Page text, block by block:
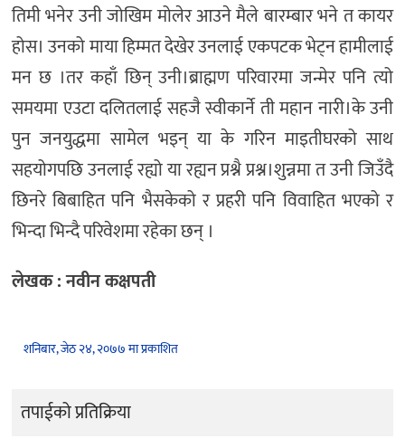
तिमी भनेर उनी जोखिम मोलेर आउने मैले बारम्बार भने त कायर
होस। उनको माया हिम्मत देखेर उनलाई एकपटक भेट्न हामीलाई
मन छ ।तर कहाँ छिन् उनी।ब्राह्मण परिवारमा जन्मेर पनि त्यो
समयमा एउटा दलितलाई सहजै स्वीकार्ने ती महान नारी।के उनी
पुन जनयुद्धमा सामेल भइन् या के गरिन माइतीघरको साथ
सहयोगपछि उनलाई रह्यो या रह्यन प्रश्नै प्रश्न।शुन्नमा त उनी जिउँदै
छिनरे बिबाहित पनि भैसकेको र प्रहरी पनि विवाहित भएको र
भिन्दा भिन्दै परिवेशमा रहेका छन् ।
लेखक : नवीन कक्षपती
शनिबार, जेठ २४, २०७७ मा प्रकाशित
तपाईको प्रतिक्रिया